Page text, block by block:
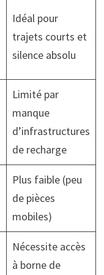
Idéal pour
trajets courts et
silence absolu
Limité par
manque
d’infrastructures
de recharge
Plus faible (peu
de pièces
mobiles)
Nécessite accès
à borne de